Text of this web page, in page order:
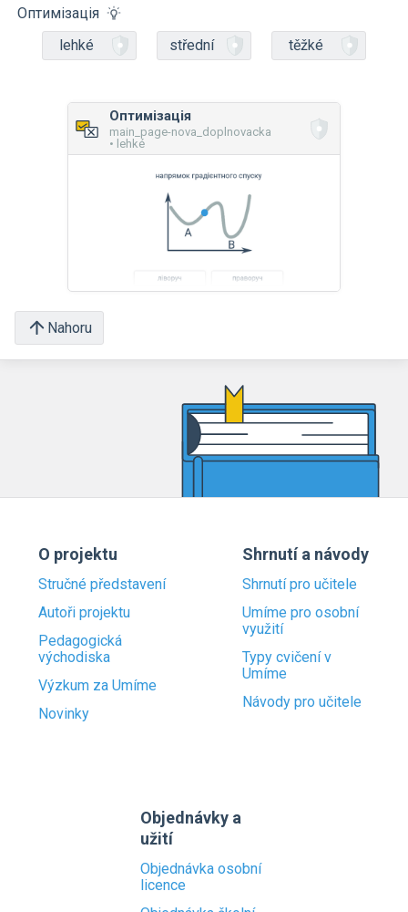
Оптимізація
lehké
střední těžké
Оптимізація
main_page-nova_doplnovacka
• lehké
Nahoru
O projektu
Stručné představení
Autoři projektu
Pedagogická
východiska
Výzkum za Umíme
Novinky
Shrnutí a návody
Shrnutí pro učitele
Umíme pro osobní
využití
Typy cvičení v
Umíme
Návody pro učitele
Objednávky a
užití
Objednávka osobní
licence